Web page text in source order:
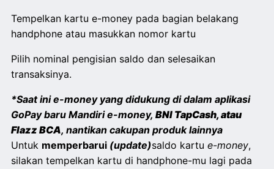
Tempelkan kartu e-money pada bagian belakang
handphone atau masukkan nomor kartu
Pilih nominal pengisian saldo dan selesaikan
transaksinya.
*Saat ini e-money yang didukung di dalam aplikasi
GoPay baru Mandiri e-money, BNI TapCash, atau
Flazz BCA, nantikan cakupan produk lainnya
Untuk memperbarui (update)saldo kartu e-money,
silakan tempelkan kartu di handphone-mu lagi pada